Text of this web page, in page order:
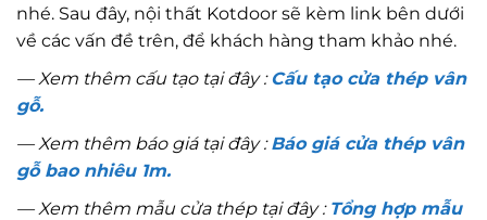
nhé. Sau đây, nội thất Kotdoor sẽ kèm link bên dưới
về các vấn đề trên, để khách hàng tham khảo nhé.
— Xem thêm cấu tạo tại đây :Cấu tạo cửa thép vân
gỗ.
— Xem thêm báo giá tại đây :Báo giá cửa thép vân
gỗ bao nhiêu 1m.
— Xem thêm mẫu cửa thép tại đây : Tổng hợp mẫu